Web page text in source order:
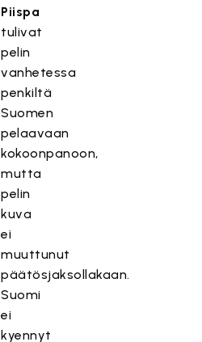
Piispa
tulivat
pelin
vanhetessa
penkiltä
Suomen
pelaavaan
kokoonpanoon,
mutta
pelin
kuva
ei
muuttunut
päätösjaksollakaan.
Suomi
ei
kyennyt